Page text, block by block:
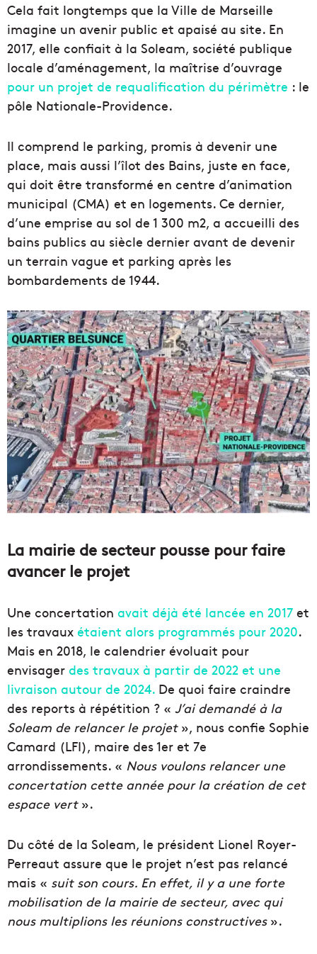
Cela fait longtemps que la Ville de Marseille
imagine un avenir public et apaisé au site. En
2017, elle confiait à la Soleam, société publique
locale d’aménagement, la maîtrise d’ouvrage
pour un projet de requalification du périmètre : le
pôle Nationale-Providence.
Il comprend le parking, promis à devenir une
place, mais aussi l’îlot des Bains, juste en face,
qui doit être transformé en centre d’animation
municipal (CMA) et en logements. Ce dernier,
d’une emprise au sol de 1 300 m2, a accueilli des
bains publics au siècle dernier avant de devenir
un terrain vague et parking après les
bombardements de 1944.
La mairie de secteur pousse pour faire
avancer le projet
Une concertation avait déjà été lancée en 2017 et
les travaux étaient alors programmés pour 2020.
Mais en 2018, le calendrier évoluait pour
envisager des travaux à partir de 2022 et une
livraison autour de 2024. De quoi faire craindre
des reports à répétition ? « J’ai demandé à la
Soleam de relancer le projet», nous confie Sophie
Camard (LFI), maire des 1er et 7e
arrondissements. « Nous voulons relancer une
concertation cette année pour la création de cet
espace vert ».
Du côté de la Soleam, le président Lionel Royer-
Perreaut assure que le projet n’est pas relancé
mais « suit son cours. En effet, il y a une forte
mobilisation de la mairie de secteur, avec qui
nous multiplions les réunions constructives ».